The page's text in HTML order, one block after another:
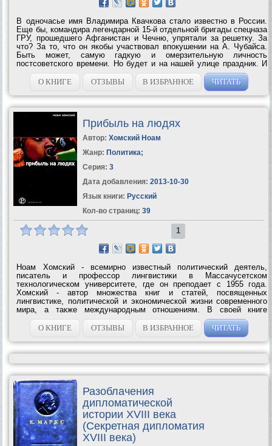
В одночасье имя Владимира Квачкова стало известно в России.
Еще бы, командира легендарной 15-й отдельной бригады спецназа
ГРУ, прошедшего Афганистан и Чечню, упрятали за решетку. За
что? За то, что он якобы участвовал впокушении на А. Чубайса.
Быть может, самую гадкую и омерзительную личность
постсоветского времени. Но будет и на нашей улице праздник. И
Россия воздаст должное своим...
О КНИГЕ
ОТЗЫВЫ В ИЗБРАННОЕ ЧИТАТЬ
Прибыль на людях
Автор: Хомский Ноам
Жанр: Политика;
Серия: 3
Дата добавления: 2013-10-30
Язык книги: Русский
Кол-во страниц: 39
1
Ноам Хомский - всемирно известный политический деятель,
писатель и профессор лингвистики в Массачусетском
технологическом университете, где он преподает с 1955 года.
Хомский - автор множества книг и статей, посвященных
лингвистике, политической и экономической жизни современного
мира, а также международным отношениям. В своей книге
'Прибыль на людях', первое издание которой увидело свет в 1999
году, Хомский подвергает развернутой...
О КНИГЕ ОТЗЫВЫ В ИЗБРАННОЕ ЧИТАТЬ
Разоблачения
дипломатической
истории XVIII века
(Секретная дипломатия
XVIII века)